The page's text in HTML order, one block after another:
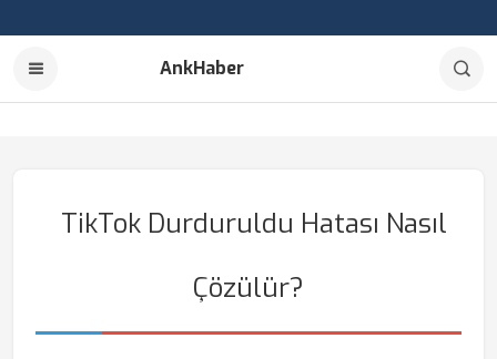
AnkHaber
TikTok Durduruldu Hatası Nasıl
Çözülür?